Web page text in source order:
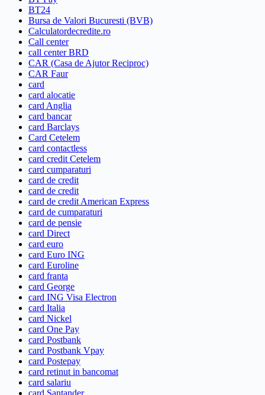
BT24
Bursa de Valori Bucuresti (BVB)
Calculatordecredite.ro
Call center
call center BRD
CAR (Casa de Ajutor Reciproc)
CAR Faur
card
card alocatie
card Anglia
card bancar
card Barclays
Card Cetelem
card contactless
card credit Cetelem
card cumparaturi
card de credit
card de credit
card de credit American Express
card de cumparaturi
card de pensie
card Direct
card euro
card Euro ING
card Euroline
card franta
card George
card ING Visa Electron
card Italia
card Nickel
card One Pay
card Postbank
card Postbank Vpay
card Postepay
card retinut in bancomat
card salariu